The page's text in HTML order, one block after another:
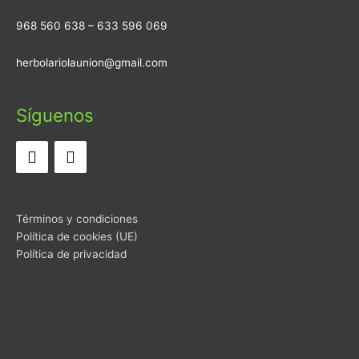
968 560 638 – 633 596 069
herbolariolaunion@gmail.com
Síguenos
Términos y condiciones
Política de cookies (UE)
Política de privacidad